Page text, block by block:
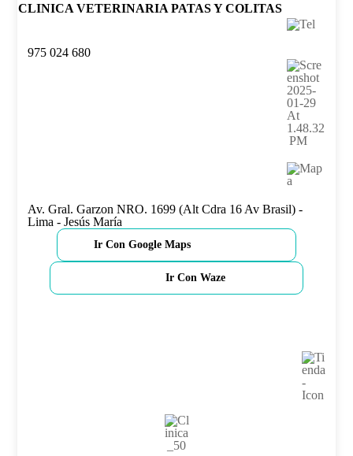
CLINICA VETERINARIA PATAS Y COLITAS
975 024 680
Av. Gral. Garzon NRO. 1699 (Alt Cdra 16 Av Brasil) -
Lima - Jesús María
Ir Con Google Maps
Ir Con Waze